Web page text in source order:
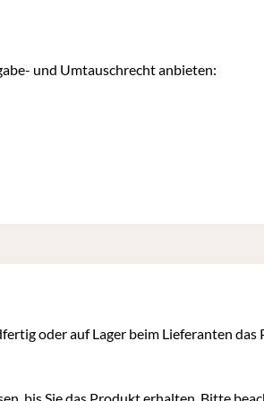
und Umtauschrecht anbieten:
oder auf Lager beim Lieferanten das